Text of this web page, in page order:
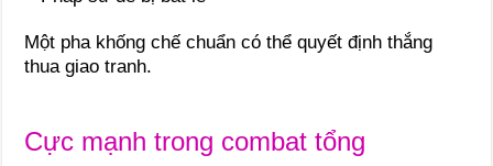
Một pha khống chế chuẩn có thể quyết định thắng
thua giao tranh.
Cực mạnh trong combat tổng